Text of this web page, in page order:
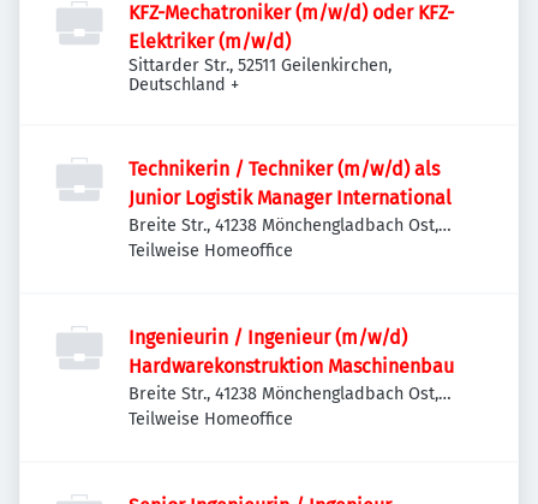
KFZ-Mechatroniker (m/w/d) oder KFZ-
Elektriker (m/w/d)
Sittarder Str., 52511 Geilenkirchen,
Deutschland +
Technikerin / Techniker (m/w/d) als
Junior Logistik Manager International
Breite Str., 41238 Mönchengladbach Ost,
Deutschland
Teilweise Homeoffice
Ingenieurin / Ingenieur (m/w/d)
Hardwarekonstruktion Maschinenbau
Breite Str., 41238 Mönchengladbach Ost,
Deutschland
Teilweise Homeoffice